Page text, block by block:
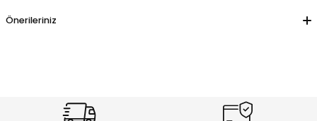
Önerileriniz